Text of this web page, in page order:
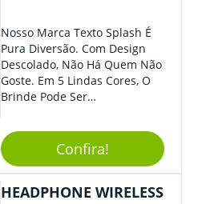
Nosso Marca Texto Splash É
Pura Diversão. Com Design
Descolado, Não Há Quem Não
Goste. Em 5 Lindas Cores, O
Brinde Pode Ser
Marca, Demais, Não É? Não
Perca Essa Chance E Ofereça
A Seus Clientes E
Colaboradores.
Confira!
HEADPHONE WIRELESS